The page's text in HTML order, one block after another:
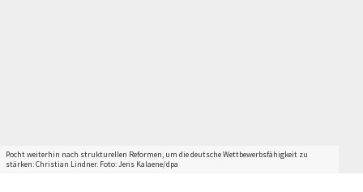
Pocht weiterhin nach strukturellen Reformen, um die deutsche Wettbewerbsfähigkeit zu
stärken: Christian Lindner. Foto: Jens Kalaene/dpa